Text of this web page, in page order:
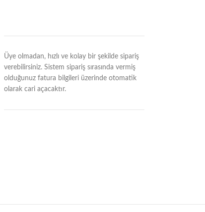
Üye olmadan, hızlı ve kolay bir şekilde sipariş
verebilirsiniz. Sistem sipariş sırasında vermiş
olduğunuz fatura bilgileri üzerinde otomatik
olarak cari açacaktır.